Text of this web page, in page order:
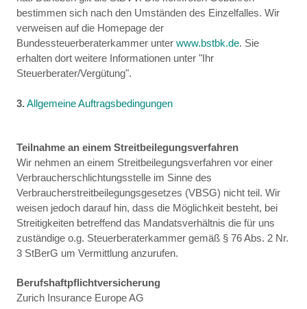
bestimmen sich nach den Umständen des Einzelfalles. Wir
verweisen auf die Homepage der
Bundessteuerberaterkammer unter www.bstbk.de. Sie
erhalten dort weitere Informationen unter "Ihr
Steuerberater/Vergütung".
3.Allgemeine Auftragsbedingungen
Teilnahme an einem Streitbeilegungsverfahren
Wir nehmen an einem Streitbeilegungsverfahren vor einer
Verbraucherschlichtungsstelle im Sinne des
Verbraucherstreitbeilegungsgesetzes (VBSG) nicht teil. Wir
weisen jedoch darauf hin, dass die Möglichkeit besteht, bei
Streitigkeiten betreffend das Mandatsverhältnis die für uns
zuständige o.g. Steuerberaterkammer gemäß § 76 Abs. 2 Nr.
3 StBerG um Vermittlung anzurufen.
Berufshaftpflichtversicherung
Zurich Insurance Europe AG